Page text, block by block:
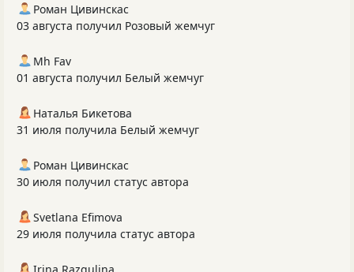
Роман Цивинскас
03 августа получил Розовый жемчуг
Mh Fav
01 августа получил Белый жемчуг
Наталья Бикетова
31 июля получила Белый жемчуг
Роман Цивинскас
30 июля получил статус автора
Svetlana Efimova
29 июля получила статус автора